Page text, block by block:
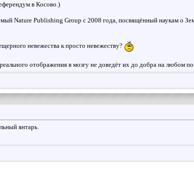
в Косово.)
Nature Publishing Group с 2008 года, посвящённый наукам о
невежества к просто невежеству?
отображения в мозгу не доведёт их до добра на любом
янтарь.